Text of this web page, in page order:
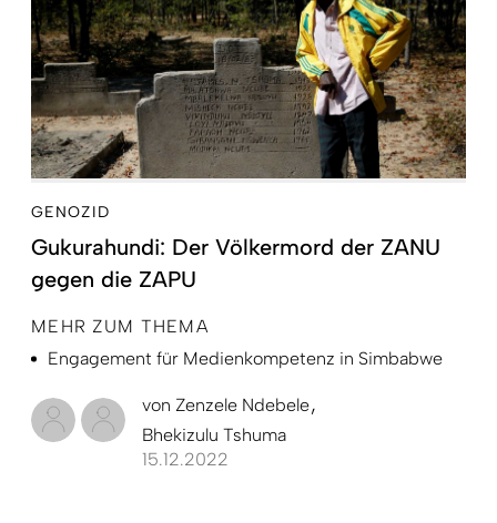
GENOZID
Gukurahundi: Der Völkermord der ZANU
gegen die ZAPU
MEHR ZUM THEMA
Engagement für Medienkompetenz in Simbabwe
von Zenzele Ndebele
Bhekizulu Tshuma
15.12.2022